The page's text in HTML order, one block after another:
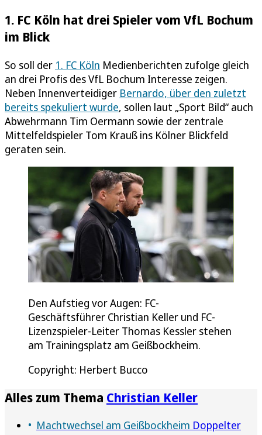
1. FC Köln hat drei Spieler vom VfL Bochum
im Blick
So soll der 1. FC Köln Medienberichten zufolge gleich
an drei Profis des VfL Bochum Interesse zeigen.
Neben Innenverteidiger Bernardo, über den zuletzt
bereits spekuliert wurde, sollen laut „Sport Bild“ auch
Abwehrmann Tim Oermann sowie der zentrale
Mittelfeldspieler Tom Krauß ins Kölner Blickfeld
geraten sein.
Den Aufstieg vor Augen: FC-
Geschäftsführer Christian Keller und FC-
Lizenzspieler-Leiter Thomas Kessler stehen
am Trainingsplatz am Geißbockheim.
Copyright: Herbert Bucco
Alles zum Thema Christian Keller
Machtwechsel am Geißbockheim Doppelter